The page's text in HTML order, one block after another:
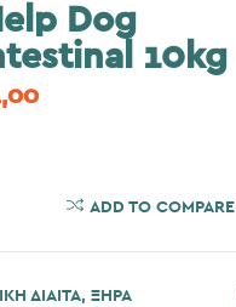
Dog
10kg
ADD TO COMPARE
ΔΙΑΙΤΑ, ΞΗΡΑ